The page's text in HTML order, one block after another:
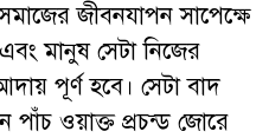
জীবনযাপন সাপেক্ষে
মানুষ সেটা নিজের
পূর্ণ হবে। সেটা বাদ
পাঁচ ওয়াক্ত প্রচন্ড জোরে